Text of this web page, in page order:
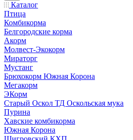
Каталог
Птица
Комбикорма
Белгородские корма
Акорм
Молвест-Экокорм
Мираторг
Мустанг
Брюхокорм Южная Корона
Мегакорм
ЭКорм
Старый Оскол ТД Оскольская мука
Пурина
Хавские комбикорма
Южная Корона